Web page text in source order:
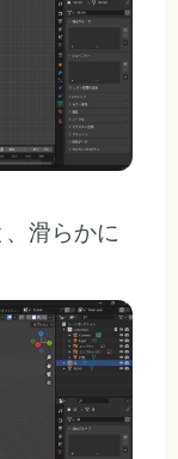
滑らかに